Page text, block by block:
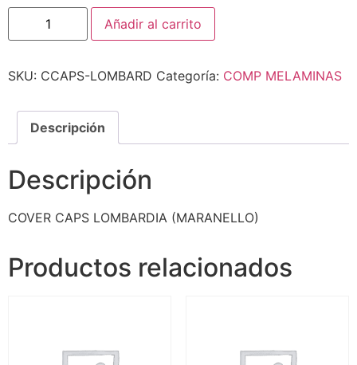
Añadir al carrito
SKU: CCAPS-LOMBARD Categoría: COMP MELAMINAS
Descripción
Descripción
COVER CAPS LOMBARDIA (MARANELLO)
Productos relacionados